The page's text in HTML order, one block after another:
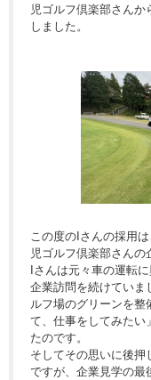
児ゴルフ倶楽部さん
しました。
この度のIさんの採用
児ゴルフ倶楽部さんの
Iさんは元々車の運転
企業訪問を続けていま
ルフ場のグリーンを整
て、仕事をしてみたい
たのです。
そしてその思いに後押
ですが、企業見学の最